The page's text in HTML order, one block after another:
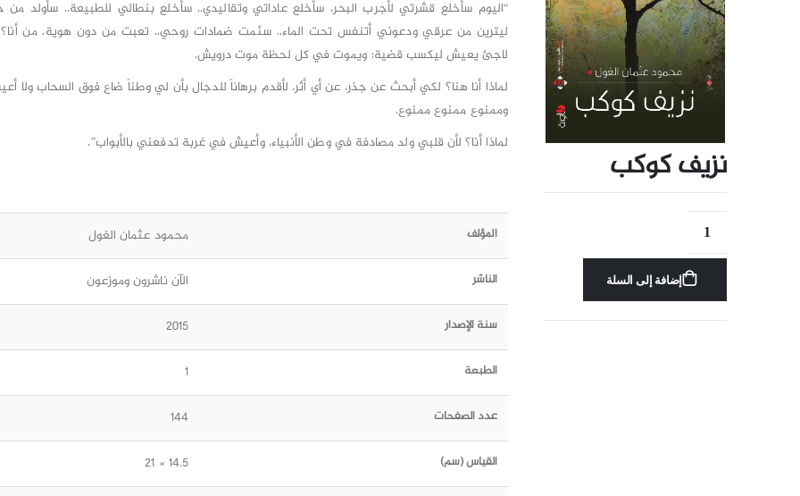
نزيف كوكب
إضافة إلى السلة
“اليوم سأخلع قشرتي لأجرب البحر، سأخلع عاداتي وتقاليدي.. سأخلع بنطالي للطبيعة.. سأولد من
ليترين من عرقي ودعوني أتنفس تحت الماء.. سئمت ضمادات روحي.. تعبت من دون هوية. من أنا؟
لاجئ يعيش ليكسب قضية؛ ويموت في كل لحظة موت درويش.
لماذا أنا هنا؟ لكي أبحث عن جذر، عن أي أثر، لأقدم برهاناً للدجال بأن لي وطناً ضاع فوق السحاب ولا
وممنوع ممنوع ممنوع.
لماذا أنا؟ لأن قلبي ولد مصادفة في وطن الأنبياء، وأعيش في غربة تدفعني بالأبواب”.
المؤلف محمود عثمان الغول
الناشر الآن ناشرون وموزعون
سنة الإصدار 2015
الطبعة 1
عدد الصفحات 144
القياس (سم) 14.5 × 21